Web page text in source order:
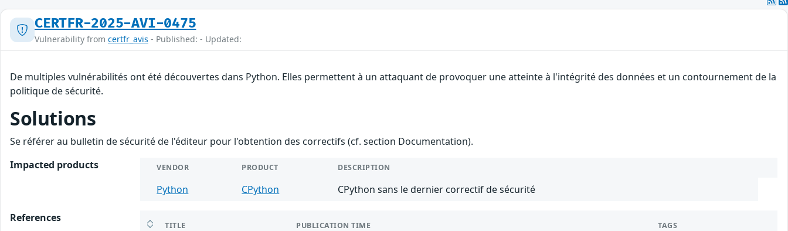
CERTFR-2025-AVI-0475
Vulnerability from certfr_avis - Published: - Updated:
De multiples vulnérabilités ont été découvertes dans Python. Elles permettent à un attaquant de provoquer une atteinte à l'intégrité des données et un contournement de la
politique de sécurité.
Solutions
Se référer au bulletin de sécurité de l'éditeur pour l'obtention des correctifs (cf. section Documentation).
Impacted products
VENDOR PRODUCT DESCRIPTION
Python CPython CPython sans le dernier correctif de sécurité
References
TITLE PUBLICATION TIME TAGS